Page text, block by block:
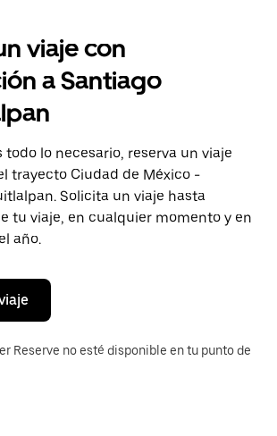
viaje con
a Santiago
todo lo necesario, reserva un viaje
trayecto Ciudad de México -
Solicita un viaje hasta
tu viaje, en cualquier momento y en
año.
Reserve no esté disponible en tu punto de